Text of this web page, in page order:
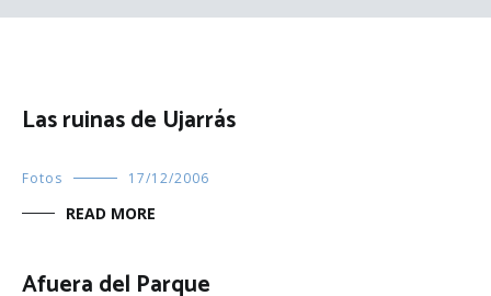
Las ruinas de Ujarrás
Fotos 17/12/2006
READ MORE
Afuera del Parque